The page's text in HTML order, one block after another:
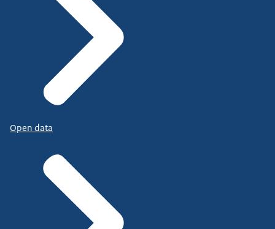
Open data